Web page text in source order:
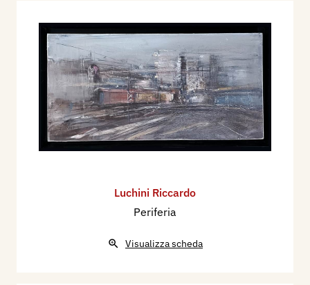
Luchini Riccardo
Periferia
Visualizza scheda